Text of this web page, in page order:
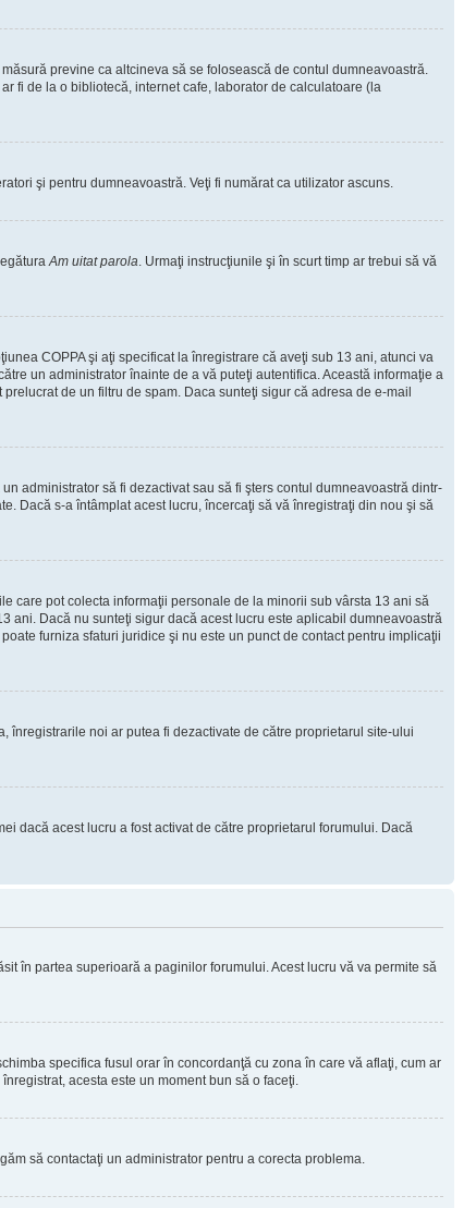
previne ca altcineva să se folosească de contul dumneavoastră.
fi de la o bibliotecă, internet cafe, laborator de calculatoare (la
şi pentru dumneavoastră. Veţi fi numărat ca utilizator ascuns.
Am uitat parola. Urmaţi instrucţiunile şi în scurt timp ar trebui să vă
COPPA şi aţi specificat la înregistrare că aveţi sub 13 ani, atunci va
un administrator înainte de a vă puteţi autentifica. Această informaţie a
de un filtru de spam. Daca sunteţi sigur că adresa de e-mail
administrator să fi dezactivat sau să fi şters contul dumneavoastră dintr-
Dacă s-a întâmplat acest lucru, încercaţi să vă înregistraţi din nou şi să
care pot colecta informaţii personale de la minorii sub vârsta 13 ani să
ani. Dacă nu sunteţi sigur dacă acest lucru este aplicabil dumneavoastră
furniza sfaturi juridice şi nu este un punct de contact pentru implicaţii
înregistrarile noi ar putea fi dezactivate de către proprietarul site-ului
dacă acest lucru a fost activat de către proprietarul forumului. Dacă
în partea superioară a paginilor forumului. Acest lucru vă va permite să
specifica fusul orar în concordanţă cu zona în care vă aflaţi, cum ar
acesta este un moment bun să o faceţi.
să contactaţi un administrator pentru a corecta problema.